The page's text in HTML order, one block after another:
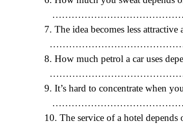
7. The idea becomes less
8. How much petrol a car uses
9. It’s hard to concentrate when
10. The service of a hotel